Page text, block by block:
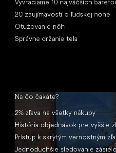
Vyvraciame 10 najväčších
20 zaujímavostí o ľudskej nohe
Otužovanie nôh
Správne držanie tela
Na čo čakáte?
2% zľava na všetky nákupy
História objednávok pre vyššie
Prístup k skrytým vernostným
Jednoduchšie sledovanie